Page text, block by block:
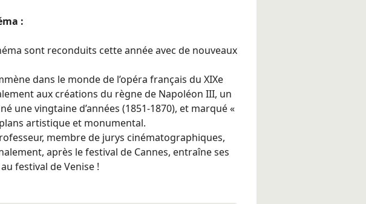
:
sont reconduits cette année avec de nouveaux
dans le monde de l’opéra français du XIXe
aux créations du règne de Napoléon III, un
une vingtaine d’années (1851-1870), et marqué «
artistique et monumental.
membre de jurys cinématographiques,
après le festival de Cannes, entraîne ses
festival de Venise !